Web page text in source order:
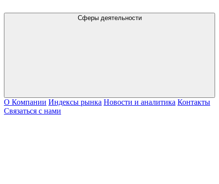
Сферы деятельности
О Компании Индексы рынка Новости и аналитика Контакты
Связаться с нами